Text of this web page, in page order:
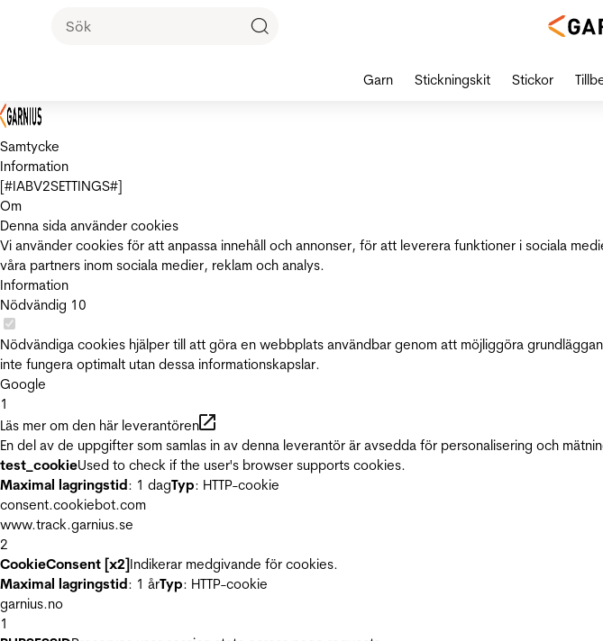
Samtycke
Information
[#IABV2SETTINGS#]
Om
Denna sida använder cookies
Vi använder cookies för att anpassa innehåll och annonser, för att leverera funktioner i sociala
våra partners inom sociala medier, reklam och analys.
Information
Nödvändig 10
Nödvändiga cookies hjälper till att göra en webbplats användbar genom att möjliggöra
inte fungera optimalt utan dessa informationskapslar.
Google
1
Läs mer om den här leverantören
En del av de uppgifter som samlas in av denna leverantör är avsedda för personalisering och
test_cookieUsed to check if the user's browser supports cookies.
Maximal lagringstid: 1 dagTyp: HTTP-cookie
consent.cookiebot.com
www.track.garnius.se
2
CookieConsent [x2]Indikerar medgivande för cookies.
Maximal lagringstid: 1 årTyp: HTTP-cookie
garnius.no
1
Garn Stickningskit Stickor